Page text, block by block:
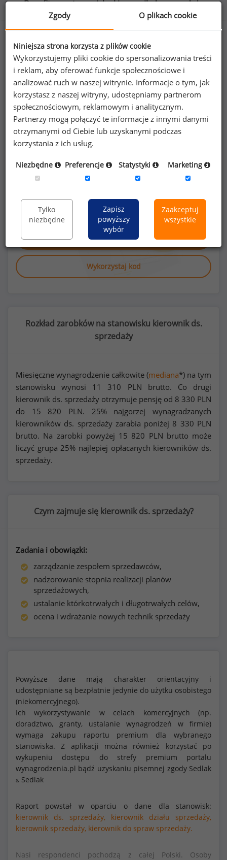
Benefity na stanowisku kierownik ds. sprzedaży
50%
komputer przenośny do użytku prywatnego
Poszukujesz szczegółowych danych o
lub na innych stanowiskach?
Dowiedz się więcej
Wykorzystaj kod
Rozkład zarobków na stanowisku kierownik ds.
sprzedaży
Miesięczne wynagrodzenie całkowite (mediana*) na tym
stanowisku wynosi 11 310 PLN brutto. Co drugi
kierownik ds. sprzedaży otrzymuje pensję od 8 330 PLN
do 15 820 PLN. 25% najgorzej wynagradzanych
kierowników ds. sprzedaży zarabia poniżej 8 330 PLN
brutto. Na zarobki powyżej 15 820 PLN brutto może
liczyć grupa 25% najlepiej opłacanych kierowników ds.
sprzedaży.
Czym zajmuje się kierownik ds. sprzedaży?
Zadania i obowiązki:
zarządzanie zespołem sprzedawców,
nadzorowanie stopnia realizacji planów
sprzedażowych,
ustalanie którkotrwałych i długotrwałych celów,
ocena i wdrażanie nowych technik sprzedaży
Powyższe dane mają charakter orientacyjny i
udostępniane są bezpłatnie jedynie do użytku osobistego
(niekomercyjnego).
Ich wykorzystywanie w celach komercyjnych (np.
doradztwo, granty, ustalanie wynagrodzeń w firmie)
wymaga zakupu raportu premium dla wybranego
stanowiska. Z aplikacji można również korzystać po
wykupeniu dostępu do strefy premium portalu
wynagrodzenia.pl bądź uzyskaniu pisemnej zgody Sedlak
& Sedlak
Raport powstał w oparciu o dane dla stanowisk:
kierownik ds. sprzedaży,
kierownik działu sprzedaży,
kierownik sprzedaży, kierownik do spraw sprzedaży.
Nasi respondenci pochodzą z całej Polski. Osoby
Zgody O plikach cookie
Niniejsza strona korzysta z plików cookie
Wykorzystujemy pliki cookie do spersonalizowania treści
i reklam, aby oferować funkcje społecznościowe i
analizować ruch w naszej witrynie. Informacje o tym, jak
korzystasz z naszej witryny, udostępniamy partnerom
społecznościowym, reklamowym i analitycznym.
Partnerzy mogą połączyć te informacje z innymi danymi
otrzymanymi od Ciebie lub uzyskanymi podczas
korzystania z ich usług.
Niezbędne Preferencje Statystyki Marketing
Tylko
niezbędne
Zapisz
powyższy
wybór
Zaakceptuj
wszystkie